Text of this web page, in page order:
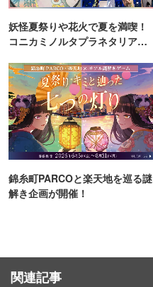
妖怪夏祭りや花火で夏を満喫！
コニカミノルタプラネタリア
錦糸町PARCOと楽天地を巡る謎
解き企画が開催！
関連記事